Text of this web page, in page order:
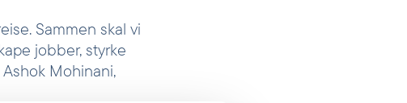
Sammen skal vi
jobber, styrke
Mohinani,